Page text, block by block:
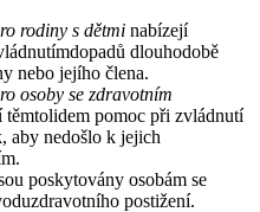
rodiny s dětmi nabízejí
dlouhodobě
nebo jejího člena.
osoby se zdravotním
těmtolidem pomoc při zvládnutí
aby nedošlo k jejich
poskytovány osobám se
postižení.